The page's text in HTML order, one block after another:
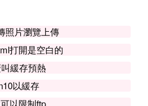
文件，你必須有賬戶
，而無需成為其注冊
上的任何人在任何地方
照片瀏覽上傳
打開是空白的
緩存預熱
以緩存
以限制ftp